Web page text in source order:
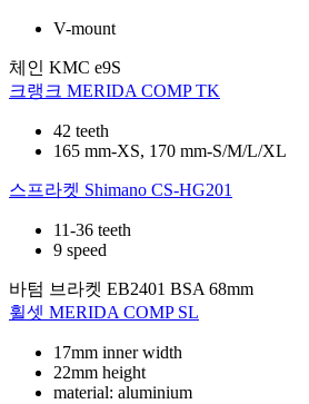
V-mount
체인 KMC e9S
크랭크 MERIDA COMP TK
42 teeth
165 mm-XS, 170 mm-S/M/L/XL
스프라켓 Shimano CS-HG201
11-36 teeth
9 speed
바텀 브라켓 EB2401 BSA 68mm
휠셋 MERIDA COMP SL
17mm inner width
22mm height
material: aluminium